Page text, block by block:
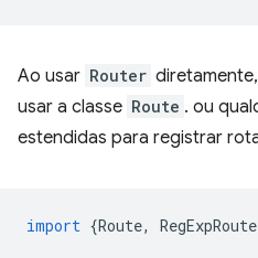
Ao usar Router
usar a classe Route . ou
estendidas para registrar
import {Route, RegExpRoute